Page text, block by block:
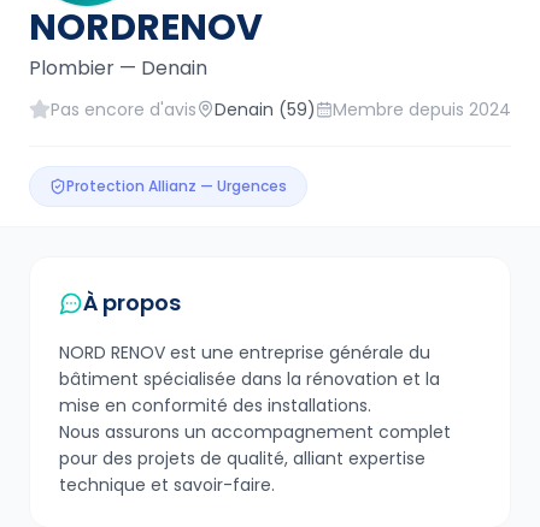
NORDRENOV
Plombier — Denain
Pas encore d'avis Denain (59) Membre depuis 2024
Protection Allianz — Urgences
À propos
NORD RENOV est une entreprise générale du
bâtiment spécialisée dans la rénovation et la
mise en conformité des installations.
Nous assurons un accompagnement complet
pour des projets de qualité, alliant expertise
technique et savoir-faire.